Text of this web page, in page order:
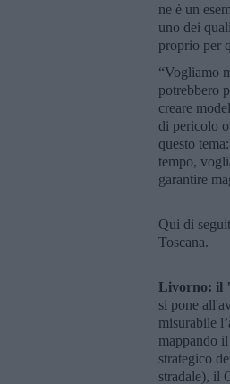
ne è un
uno dei
proprio per
“Vogliamo
potrebbero
creare
di pericolo
questo
tempo,
garantire
Qui di
Toscana.
Livorno: il
si pone
misurabile
mappando
strategico
stradale), il